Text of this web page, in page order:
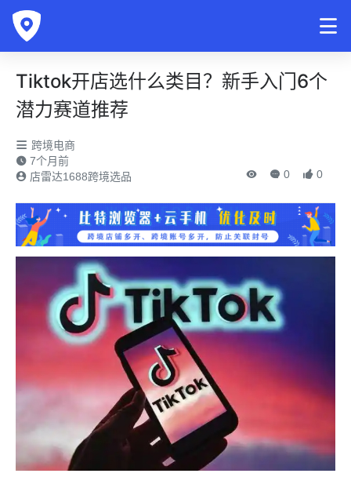
Tiktok开店选什么类目？新手入门6个
潜力赛道推荐
跨境电商
7个月前
店雷达1688跨境选品
0 0